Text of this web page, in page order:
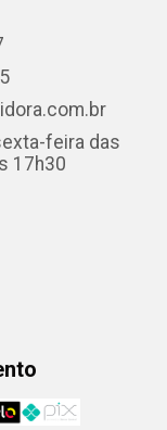
feira das
17h30